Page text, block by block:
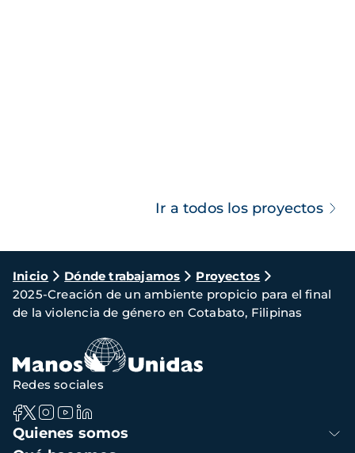
Ir a todos los proyectos
Ruta
de
navegación
Inicio Dónde trabajamos
Proyectos
2025-Creación de un ambiente propicio para el final
de la violencia de género en Cotabato, Filipinas
Navegación
principal
Quienes somos
Redes sociales